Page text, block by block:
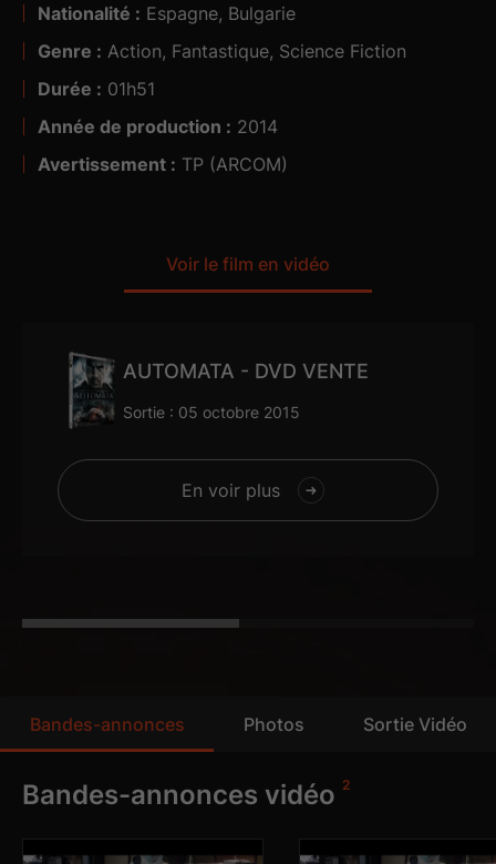
Nationalité : Espagne, Bulgarie
Genre : Action, Fantastique, Science Fiction
Durée : 01h51
Année de production : 2014
Avertissement : TP (ARCOM)
5.1
Voir le film en vidéo
AUTOMATA - DVD VENTE
Sortie : 05 octobre 2015
En voir plus
Bandes-annonces Photos Sortie Vidéo
Bandes-annonces vidéo 2
Photos
Dvd 1